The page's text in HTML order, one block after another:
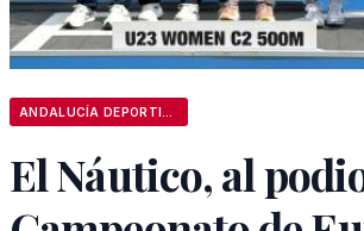
El Náutico, al